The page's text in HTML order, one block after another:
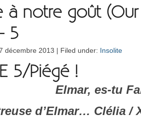
à notre goût
5
décembre 2013 | Filed under: Insolite
5/Piégé !
Elmar, es-tu
d’Elmar… Clélia /